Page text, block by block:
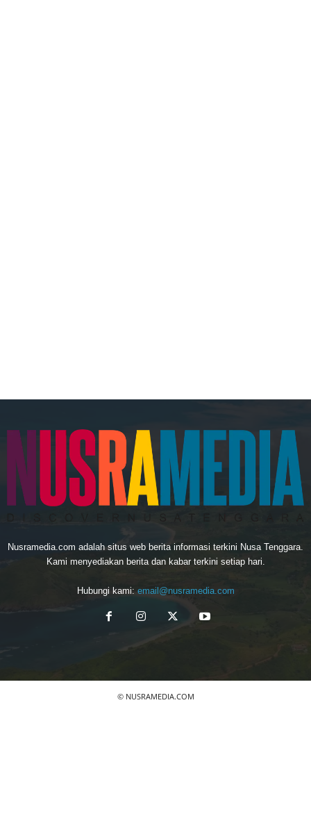
Nusramedia.com adalah situs web berita informasi terkini Nusa Tenggara.
Kami menyediakan berita dan kabar terkini setiap hari.
Hubungi kami: email@nusramedia.com
© NUSRAMEDIA.COM